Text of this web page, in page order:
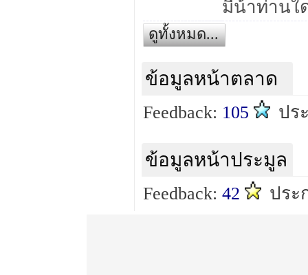
ดูทั้งหมด...
ข้อมูลหน้าตลาด
Feedback: 105 ปร
ข้อมูลหน้าประมูล
Feedback: 42 ปร